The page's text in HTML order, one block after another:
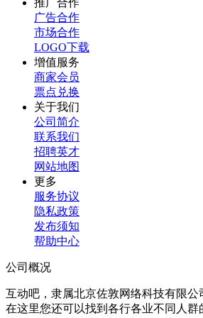
推广合作
广告合作
市场合作
LOGO下载
增值服务
商家会员
票点兑换
关于我们
公司简介
联系我们
招聘英才
网站地图
更多
服务协议
隐私政策
发布须知
帮助中心
公司概况
互动吧，隶属北京佐敦网络科技有限
在这里您还可以找到各行各业不同人